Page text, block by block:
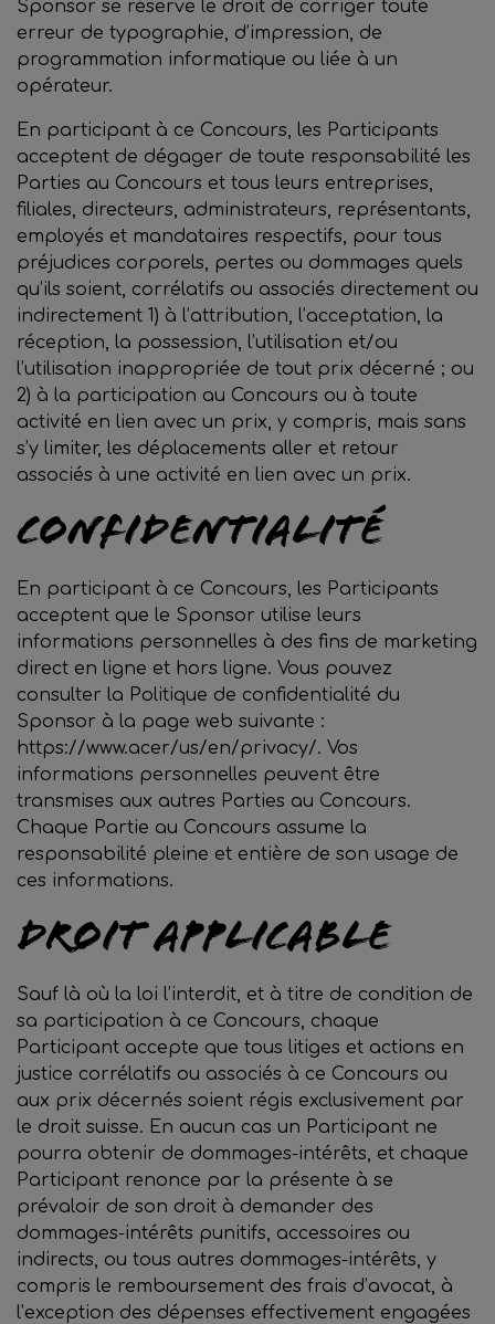
Sponsor se réserve le droit de corriger toute
erreur de typographie, d’impression, de
programmation informatique ou liée à un
opérateur.
En participant à ce Concours, les Participants
acceptent de dégager de toute responsabilité les
Parties au Concours et tous leurs entreprises,
filiales, directeurs, administrateurs, représentants,
employés et mandataires respectifs, pour tous
préjudices corporels, pertes ou dommages quels
qu’ils soient, corrélatifs ou associés directement ou
indirectement 1) à l’attribution, l’acceptation, la
réception, la possession, l’utilisation et/ou
l’utilisation inappropriée de tout prix décerné ; ou
2) à la participation au Concours ou à toute
activité en lien avec un prix, y compris, mais sans
s’y limiter, les déplacements aller et retour
associés à une activité en lien avec un prix.
Confidentialité
En participant à ce Concours, les Participants
acceptent que le Sponsor utilise leurs
informations personnelles à des fins de marketing
direct en ligne et hors ligne. Vous pouvez
consulter la Politique de confidentialité du
Sponsor à la page web suivante :
https://www.acer/us/en/privacy/. Vos
informations personnelles peuvent être
transmises aux autres Parties au Concours.
Chaque Partie au Concours assume la
responsabilité pleine et entière de son usage de
ces informations.
Droit applicable
Sauf là où la loi l’interdit, et à titre de condition de
sa participation à ce Concours, chaque
Participant accepte que tous litiges et actions en
justice corrélatifs ou associés à ce Concours ou
aux prix décernés soient régis exclusivement par
le droit suisse. En aucun cas un Participant ne
pourra obtenir de dommages-intérêts, et chaque
Participant renonce par la présente à se
prévaloir de son droit à demander des
dommages-intérêts punitifs, accessoires ou
indirects, ou tous autres dommages-intérêts, y
compris le remboursement des frais d’avocat, à
l’exception des dépenses effectivement engagées